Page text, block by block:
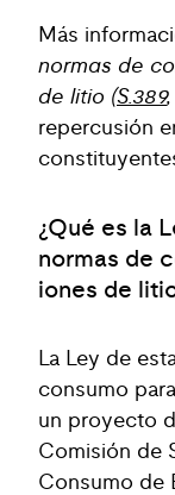
Más
normas de
de litio (S.389,
repercusión
¿Qué es la
normas de
iones de
La Ley de
consumo
un proyecto
Comisión de
Consumo de